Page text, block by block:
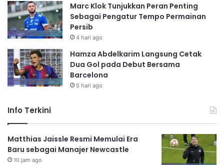
Marc Klok Tunjukkan Peran Penting
Sebagai Pengatur Tempo Permainan
Persib
4 hari ago
Hamza Abdelkarim Langsung Cetak
Dua Gol pada Debut Bersama
Barcelona
5 hari ago
Info Terkini
Matthias Jaissle Resmi Memulai Era
Baru sebagai Manajer Newcastle
10 jam ago